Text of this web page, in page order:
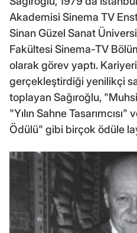
Akademisi Sinema TV
Sinan Güzel Sanat
Fakültesi Sinema-TV
olarak görev yaptı.
gerçekleştirdiği yenilikçi
toplayan Sağıroğlu,
"Yılın Sahne
Ödülü" gibi birçok ödüle